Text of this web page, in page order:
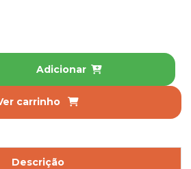
Adicionar
carrinho
Descrição